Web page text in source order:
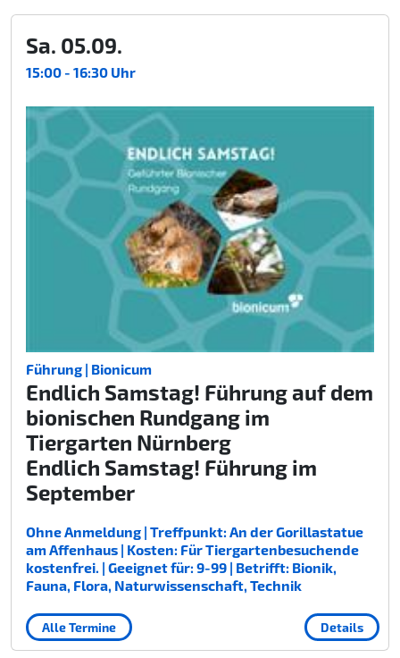
Sa. 05.09.
15:00 - 16:30 Uhr
Führung | Bionicum
Endlich Samstag! Führung auf dem
bionischen Rundgang im
Tiergarten Nürnberg
Endlich Samstag! Führung im
September
Ohne Anmeldung | Treffpunkt: An der Gorillastatue
am Affenhaus | Kosten: Für Tiergartenbesuchende
kostenfrei. | Geeignet für: 9-99 | Betrifft: Bionik,
Fauna, Flora, Naturwissenschaft, Technik
Details
Alle Termine